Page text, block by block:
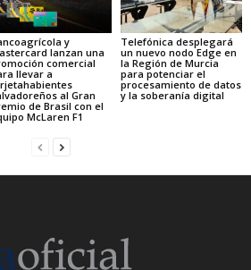
y
lanzan una
comercial
llevar a
al Gran
de Brasil con el
McLaren F1
Telefónica desplegará
un nuevo nodo Edge en
la Región de Murcia
para potenciar el
procesamiento de datos
y la soberanía digital